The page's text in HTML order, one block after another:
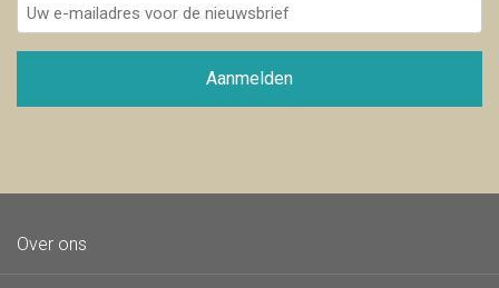
e-
mailadres
de
Aanmelden
Over ons